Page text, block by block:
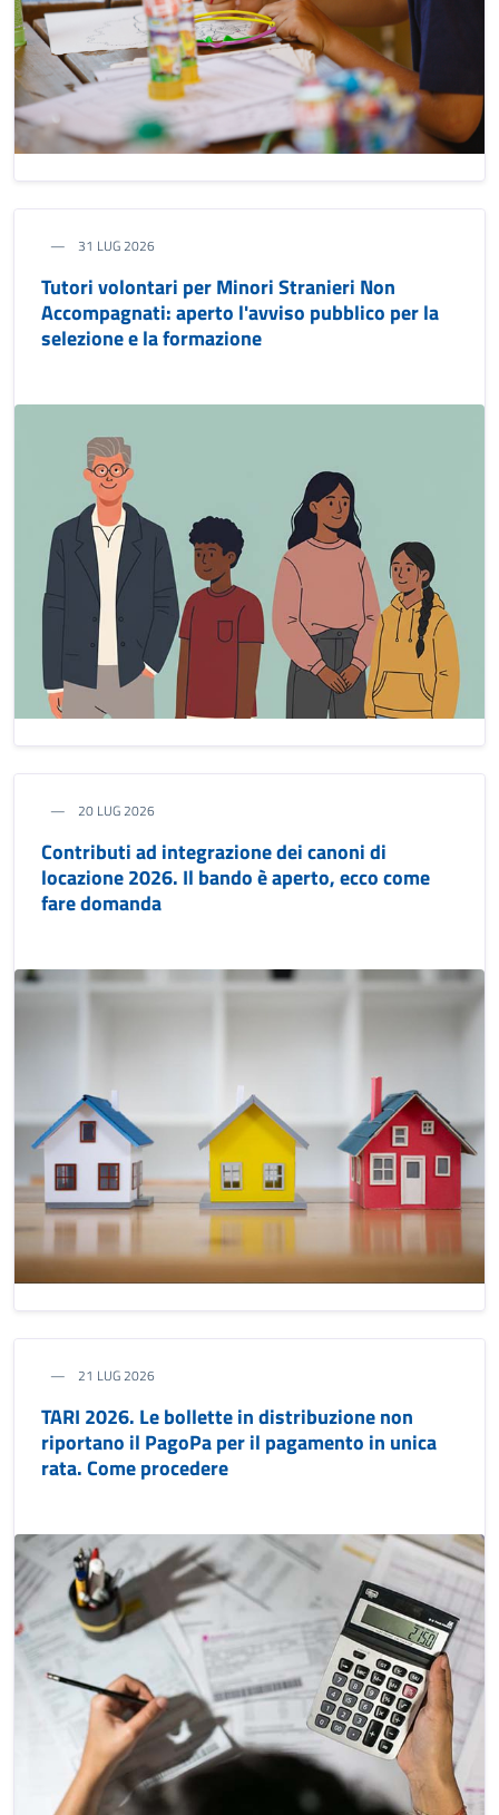
31 LUG 2026
Tutori volontari per Minori Stranieri Non
Accompagnati: aperto l'avviso pubblico per la
selezione e la formazione
20 LUG 2026
Contributi ad integrazione dei canoni di
locazione 2026. Il bando è aperto, ecco come
fare domanda
21 LUG 2026
TARI 2026. Le bollette in distribuzione non
riportano il PagoPa per il pagamento in unica
rata. Come procedere